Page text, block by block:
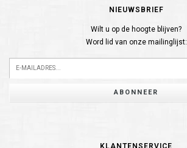
NIEUWSBRIEF
Wilt u op de hoogte blijven?
Word lid van onze mailinglijst:
ABONNEER
KLANTENSERVICE